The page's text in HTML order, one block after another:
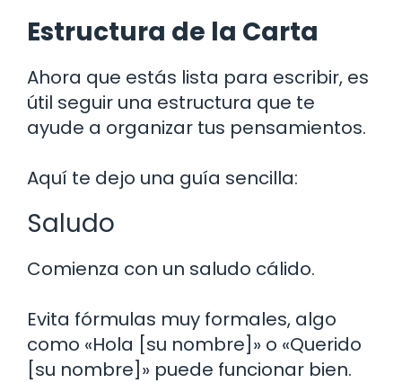
Estructura de la Carta
Ahora que estás lista para escribir, es
útil seguir una estructura que te
ayude a organizar tus pensamientos.
Aquí te dejo una guía sencilla:
Saludo
Comienza con un saludo cálido.
Evita fórmulas muy formales, algo
como «Hola [su nombre]» o «Querido
[su nombre]» puede funcionar bien.